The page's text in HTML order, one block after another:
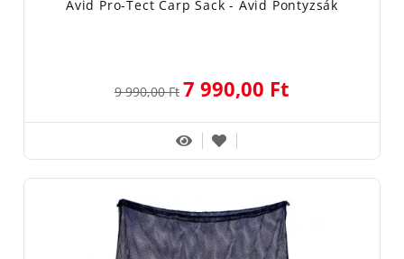
Avid Pro-Tect Carp Sack - Avid Pontyzsák
9 990,00 Ft 7 990,00 Ft